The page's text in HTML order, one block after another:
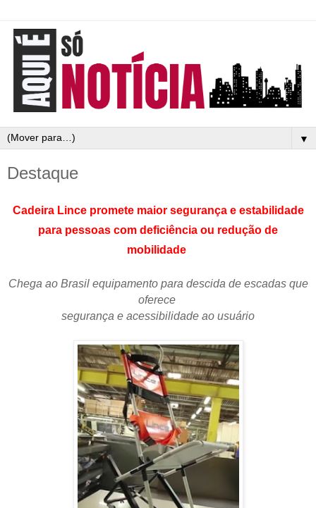
▼
Destaque
Cadeira Lince promete maior segurança e estabilidade
para pessoas com deficiência ou redução de
mobilidade
Chega ao Brasil equipamento para descida de escadas que
oferece
segurança e acessibilidade ao usuário